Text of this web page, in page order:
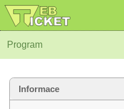
Program
Informace